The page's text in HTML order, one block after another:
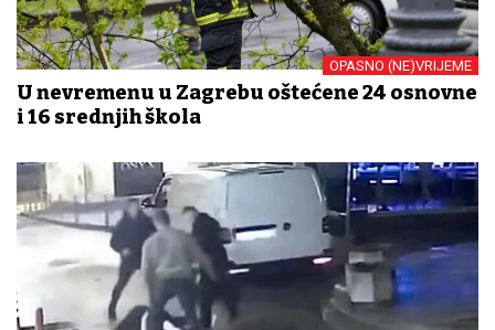
OPASNO (NE)VRIJEME
U nevremenu u Zagrebu oštećene 24 osnovne
i 16 srednjih škola